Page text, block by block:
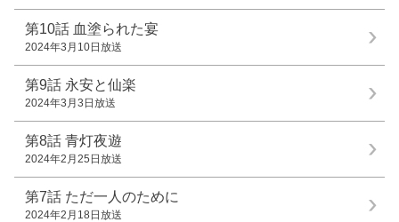
第10話 血塗られた宴
2024年3月10日放送
第9話 永安と仙楽
2024年3月3日放送
第8話 青灯夜遊
2024年2月25日放送
第7話 ただ一人のために
2024年2月18日放送